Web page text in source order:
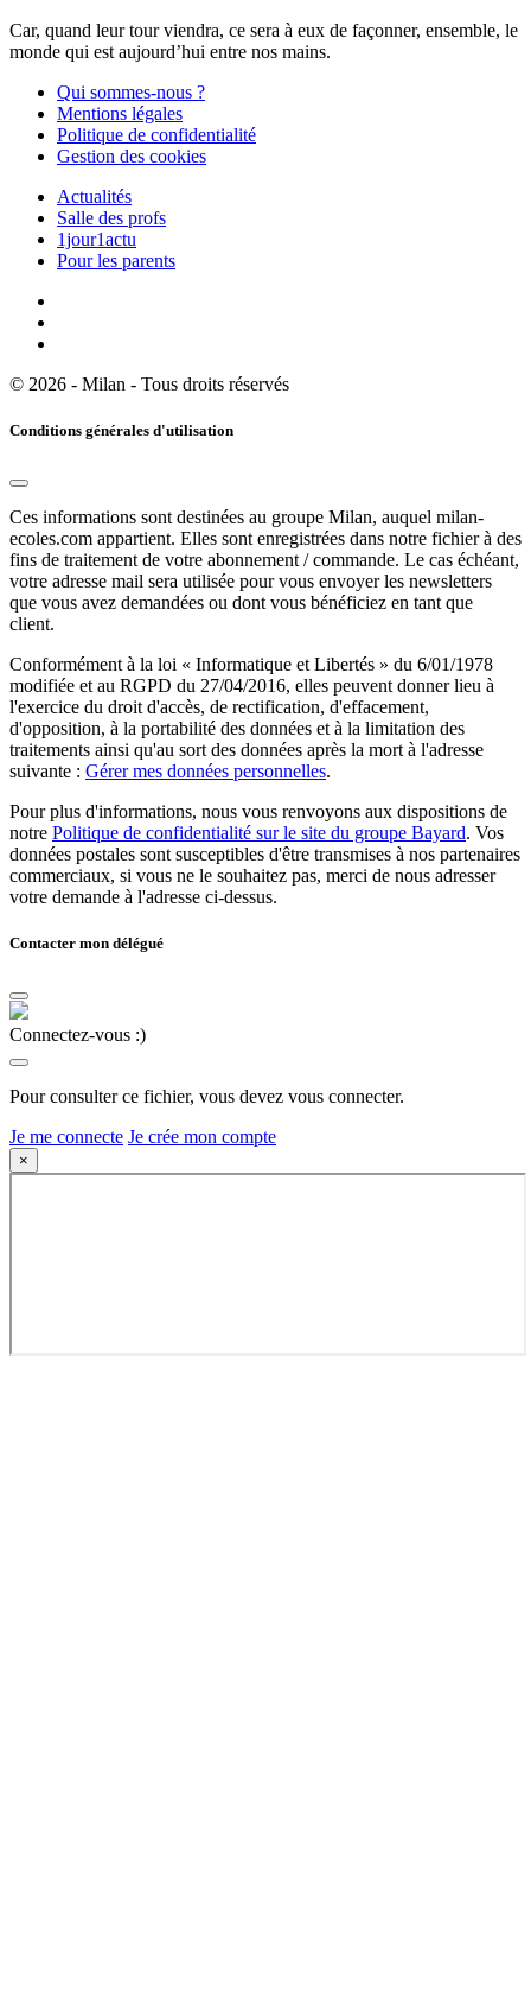
Car, quand leur tour viendra, ce sera à eux de façonner, ensemble, le
monde qui est aujourd’hui entre nos mains.
Qui sommes-nous ?
Mentions légales
Politique de confidentialité
Gestion des cookies
Actualités
Salle des profs
1jour1actu
Pour les parents
© 2026 - Milan - Tous droits réservés
Conditions générales d'utilisation
Ces informations sont destinées au groupe Milan, auquel milan-
ecoles.com appartient. Elles sont enregistrées dans notre fichier à des
fins de traitement de votre abonnement / commande. Le cas échéant,
votre adresse mail sera utilisée pour vous envoyer les newsletters
que vous avez demandées ou dont vous bénéficiez en tant que
client.
Conformément à la loi « Informatique et Libertés » du 6/01/1978
modifiée et au RGPD du 27/04/2016, elles peuvent donner lieu à
l'exercice du droit d'accès, de rectification, d'effacement,
d'opposition, à la portabilité des données et à la limitation des
traitements ainsi qu'au sort des données après la mort à l'adresse
suivante : Gérer mes données personnelles.
Pour plus d'informations, nous vous renvoyons aux dispositions de
notre Politique de confidentialité sur le site du groupe Bayard. Vos
données postales sont susceptibles d'être transmises à nos partenaires
commerciaux, si vous ne le souhaitez pas, merci de nous adresser
votre demande à l'adresse ci-dessus.
Contacter mon délégué
Connectez-vous :)
Pour consulter ce fichier, vous devez vous connecter.
Je me connecte Je crée mon compte
×